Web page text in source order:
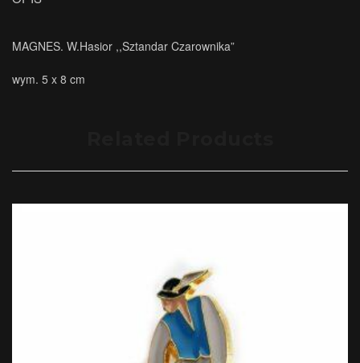
MAGNES. W.Hasior ,,Sztandar Czarownika”
wym. 5 x 8 cm